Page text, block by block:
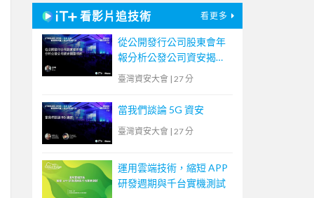
看影片追技術 看更多
從公開發行公司股東會年
報分析公發公司資安揭露
情形
臺灣資安大會 | 27 分
當我們談論 5G 資安
臺灣資安大會 | 27 分
運用雲端技術，縮短 APP
研發週期與千台實機測試